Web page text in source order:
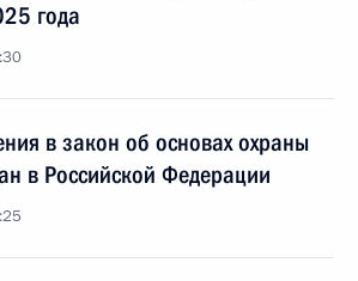
года
в закон об основах охраны
в Российской Федерации